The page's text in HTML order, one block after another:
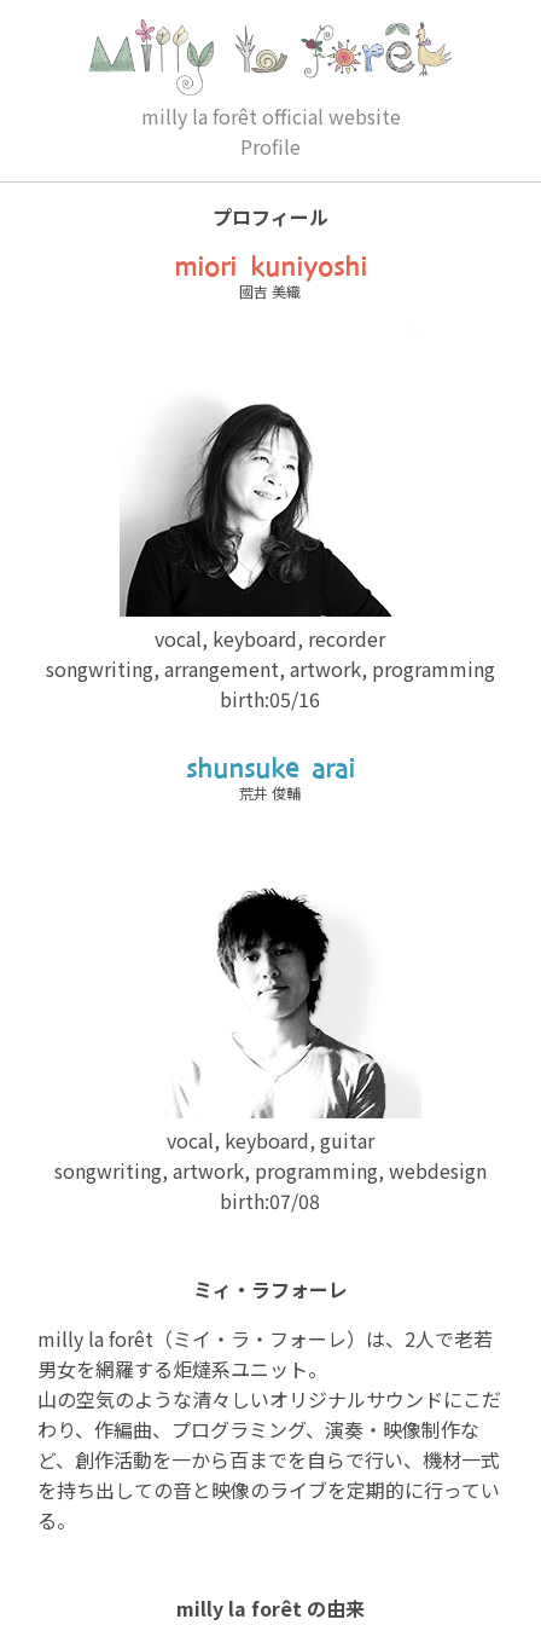
milly la forêt official website
Profile
プロフィール
miori kuniyoshi
國吉 美織
vocal, keyboard, recorder
songwriting, arrangement, artwork, programming
birth:05/16
shunsuke arai
荒井 俊輔
vocal, keyboard, guitar
songwriting, artwork, programming, webdesign
birth:07/08
ミィ・ラフォーレ
milly la forêt（ミイ・ラ・フォーレ）は、2人で老若
男女を網羅する炬燵系ユニット。
山の空気のような清々しいオリジナルサウンドにこだ
わり、作編曲、プログラミング、演奏・映像制作な
ど、創作活動を一から百までを自らで行い、機材一式
を持ち出しての音と映像のライブを定期的に行ってい
る。
milly la forêt の由来